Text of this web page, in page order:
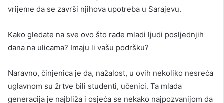
vrijeme da se završi njihova upotreba u Sarajevu.
Kako gledate na sve ovo što rade mladi ljudi posljednjih
dana na ulicama? Imaju li vašu podršku?
Naravno, činjenica je da, nažalost, u ovih nekoliko nesreća
uglavnom su žrtve bili studenti, učenici. Ta mlada
generacija je najbliža i osjeća se nekako najpozvanijom da